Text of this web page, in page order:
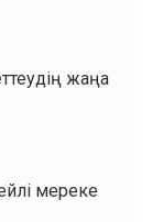
жаңа
мереке